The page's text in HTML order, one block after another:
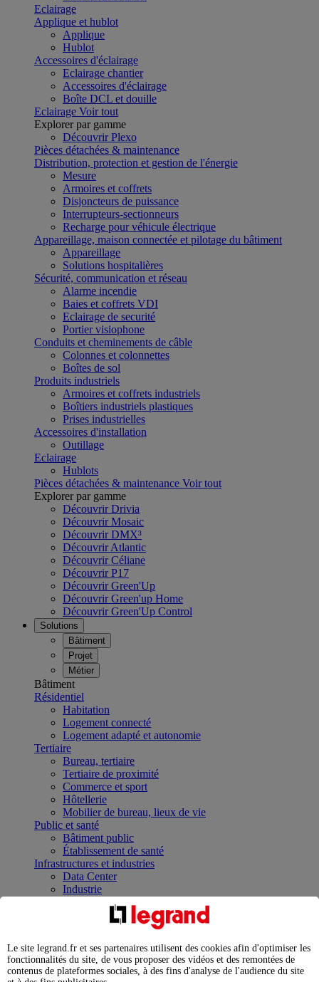
Eclairage
Applique et hublot
Applique
Hublot
Accessoires d'éclairage
Eclairage chantier
Accessoires d'éclairage
Boîte DCL et douille
Eclairage Voir tout
Explorer par gamme
Découvrir Plexo
Pièces détachées & maintenance
Distribution, protection et gestion de l'énergie
Mesure
Armoires et coffrets
Disjoncteurs de puissance
Interrupteurs-sectionneurs
Recharge pour véhicule électrique
Appareillage, maison connectée et pilotage du bâtiment
Appareillage
Solutions hospitalières
Sécurité, communication et réseau
Alarme incendie
Baies et coffrets VDI
Eclairage de securité
Portier visiophone
Conduits et cheminements de câble
Colonnes et colonnettes
Boîtes de sol
Produits industriels
Armoires et coffrets industriels
Boîtiers industriels plastiques
Prises industrielles
Accessoires d'installation
Outillage
Eclairage
Hublots
Pièces détachées & maintenance Voir tout
Explorer par gamme
Découvrir Drivia
Découvrir Mosaic
Découvrir DMX³
Découvrir Atlantic
Découvrir Céliane
Découvrir P17
Découvrir Green'Up
Découvrir Green'up Home
Découvrir Green'Up Control
Solutions
Bâtiment
Projet
Métier
Bâtiment
Résidentiel
Habitation
Logement connecté
Logement adapté et autonomie
Tertiaire
Bureau, tertiaire
Tertiaire de proximité
Commerce et sport
Hôtellerie
Mobilier de bureau, lieux de vie
Public et santé
Bâtiment public
Établissement de santé
Infrastructures et industries
Data Center
Industrie
Infrastructures
Contrôler et planifier le fonctionnement des appareils
Répartir et optimiser son tableau électrique
Legrand Data Center Solutions : concentrer les
expertises au service de vos performances
Le site legrand.fr et ses partenaires utilisent des cookies afin d'optimiser les
fonctionnalités du site, de vous proposer des vidéos et des remontées de
contenus de plateformes sociales, à des fins d'analyse de l'audience du site